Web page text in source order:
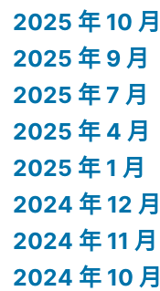
2025 年 10 月
2025 年 9 月
2025 年 7 月
2025 年 4 月
2025 年 1 月
2024 年 12 月
2024 年 11 月
2024 年 10 月